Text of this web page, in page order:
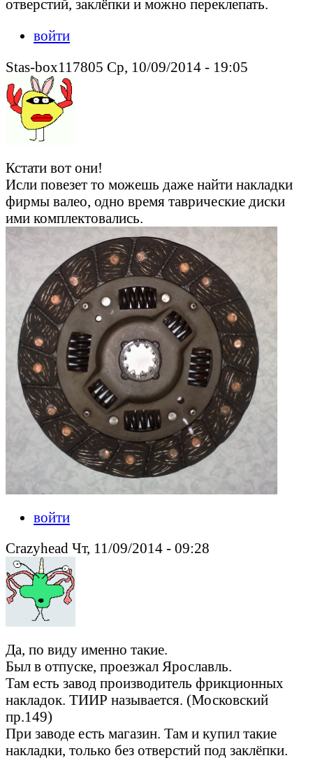
отверстий, заклёпки и можно переклепать.
войти
Stas-box117805 Ср, 10/09/2014 - 19:05
Кстати вот они!
Исли повезет то можешь даже найти накладки
фирмы валео, одно время таврические диски
ими комплектовались.
войти
Crazyhead Чт, 11/09/2014 - 09:28
Да, по виду именно такие.
Был в отпуске, проезжал Ярославль.
Там есть завод производитель фрикционных
накладок. ТИИР называется. (Московский
пр.149)
При заводе есть магазин. Там и купил такие
накладки, только без отверстий под заклёпки.